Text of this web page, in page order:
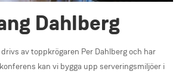
Dahlberg
av toppkrögaren Per Dahlberg och har
kan vi bygga upp serveringsmiljöer i